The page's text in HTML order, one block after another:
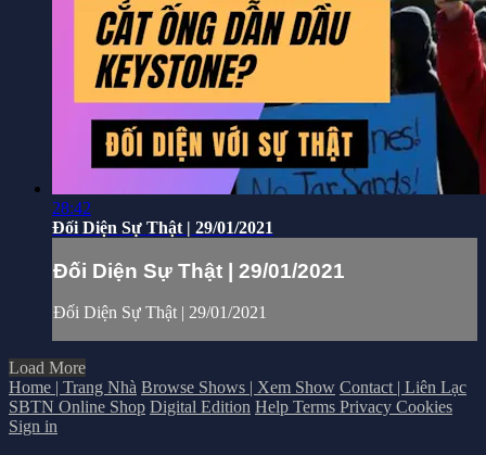
28:42
Đối Diện Sự Thật | 29/01/2021
Đối Diện Sự Thật | 29/01/2021
Đối Diện Sự Thật | 29/01/2021
Load More
Home | Trang Nhà Browse Shows | Xem Show Contact | Liên Lạc
SBTN Online Shop Digital Edition Help Terms Privacy Cookies
Sign in